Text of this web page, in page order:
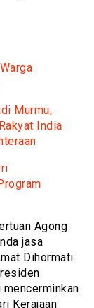
Murmu,
India
Agong
jasa
Dihormati
Kerajaan